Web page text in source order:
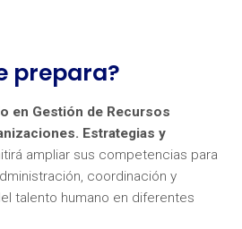
prepara?
en Gestión de Recursos
Estrategias y
ampliar sus competencias para
coordinación y
talento humano en diferentes